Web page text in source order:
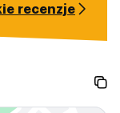
recenzje